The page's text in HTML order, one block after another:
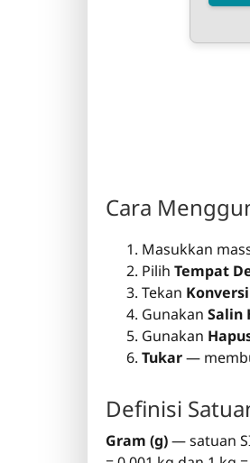
Cara
Masukkan
Pilih Tempat
Tekan Konversi
Gunakan Salin
Gunakan
Tukar—
Definisi
Gram (g)— satuan